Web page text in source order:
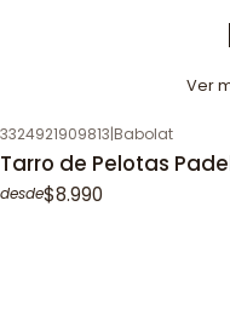
Ver
3324921909813|Babolat
Tarro de Pelotas
desde$8.990